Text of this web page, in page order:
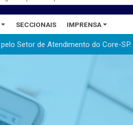
SECCIONAIS IMPRENSA
pelo Setor de Atendimento do Core-SP.